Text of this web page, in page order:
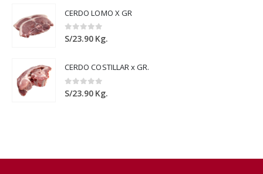
CERDO LOMO X GR
0out of 5
S/23.90 Kg.
CERDO COSTILLAR x GR.
0out of 5
S/23.90 Kg.